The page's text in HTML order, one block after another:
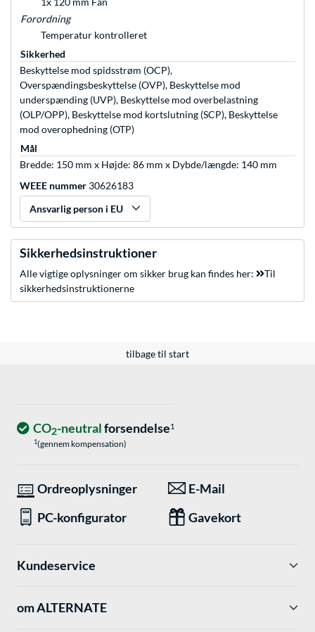
Forordning
Temperatur kontrolleret
Sikkerhed
Beskyttelse mod spidsstrøm (OCP),
Overspændingsbeskyttelse (OVP), Beskyttelse mod
underspænding (UVP), Beskyttelse mod overbelastning
(OLP/OPP), Beskyttelse mod kortslutning (SCP), Beskyttelse
mod overophedning (OTP)
Mål
Bredde: 150 mm x Højde: 86 mm x Dybde/længde: 140 mm
WEEE nummer 30626183
Ansvarlig person i EU
Sikkerhedsinstruktioner
Alle vigtige oplysninger om sikker brug kan findes her:
Til
sikkerhedsinstruktionerne
tilbage til start
CO2-neutralforsendelse1
1(gennem kompensation)
Ordreoplysninger
E-Mail
PC-konfigurator
Gavekort
Kundeservice
om ALTERNATE